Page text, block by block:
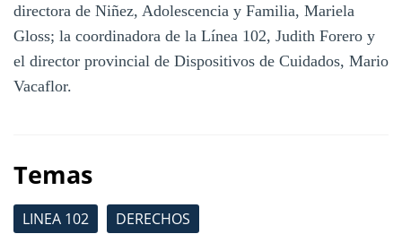
directora de Niñez, Adolescencia y Familia, Mariela
Gloss; la coordinadora de la Línea 102, Judith Forero y
el director provincial de Dispositivos de Cuidados, Mario
Vacaflor.
Temas
LINEA 102
DERECHOS